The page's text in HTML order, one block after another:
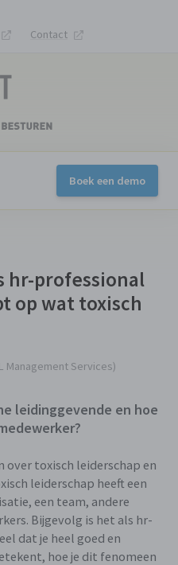
Contact
Boek een demo
hr-professional
op wat toxisch
Management Services)
leidinggevende en hoe
over toxisch leiderschap en
leiderschap heeft een
een team, andere
Bijgevolg is het als hr-
dat je heel goed en
hoe je dit fenomeen